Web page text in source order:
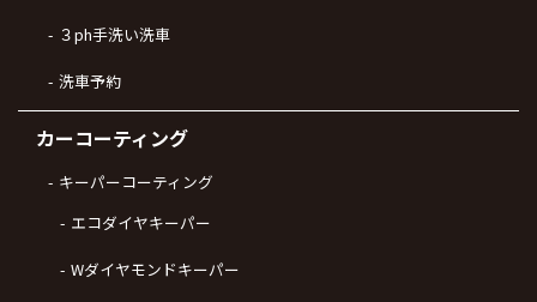
３ph手洗い洗車
洗車予約
カーコーティング
キーパーコーティング
エコダイヤキーパー
Wダイヤモンドキーパー